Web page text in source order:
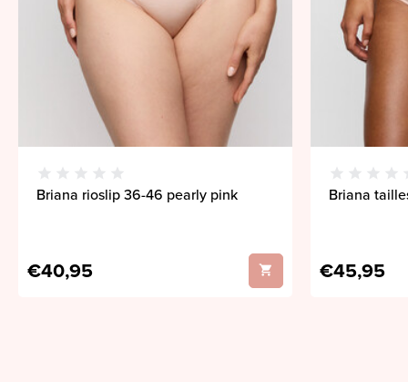
Briana rioslip 36-46 pearly pink
€40,95
Briana
€45,95